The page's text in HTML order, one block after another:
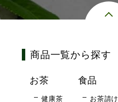
商品一覧から探す
お茶
健康茶
食品
お茶請け